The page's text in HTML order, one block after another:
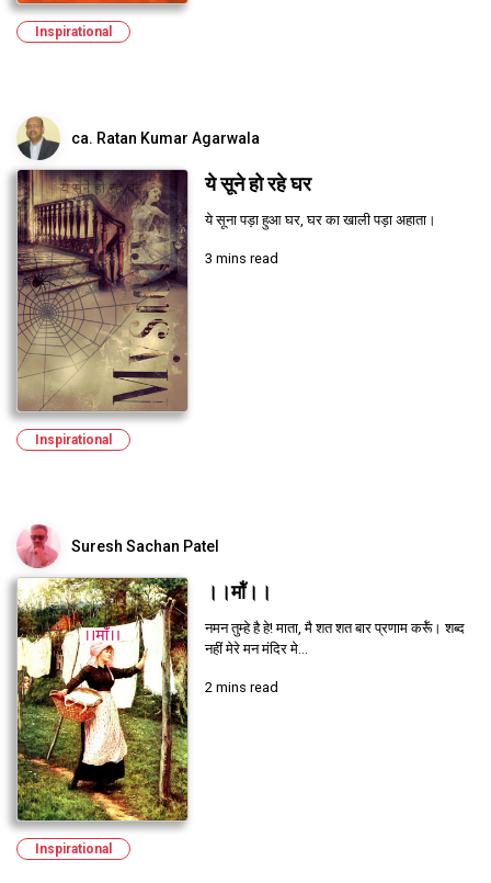
Inspirational
ca. Ratan Kumar Agarwala
ये सूने हो रहे घर
ये सूना पड़ा हुआ घर, घर का खाली पड़ा अहाता।
3 mins read
Inspirational
Suresh Sachan Patel
।।माॅ॑।।
नमन तुम्हे है हे! माता, मै शत शत बार प्रणाम करूॅ॑। शब्द
नहीं मेरे मन मंदिर मे...
2 mins read
Inspirational